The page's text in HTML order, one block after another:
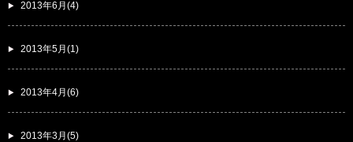
2013年6月(4)
2013年5月(1)
2013年4月(6)
2013年3月(5)